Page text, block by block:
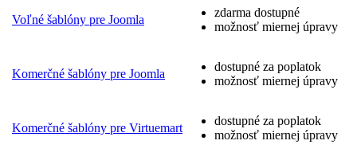
Voľné šablóny pre Joomla
zdarma dostupné
možnosť miernej úpravy
Komerčné šablóny pre Joomla
dostupné za poplatok
možnosť miernej úpravy
Komerčné šablóny pre Virtuemart
dostupné za poplatok
možnosť miernej úpravy